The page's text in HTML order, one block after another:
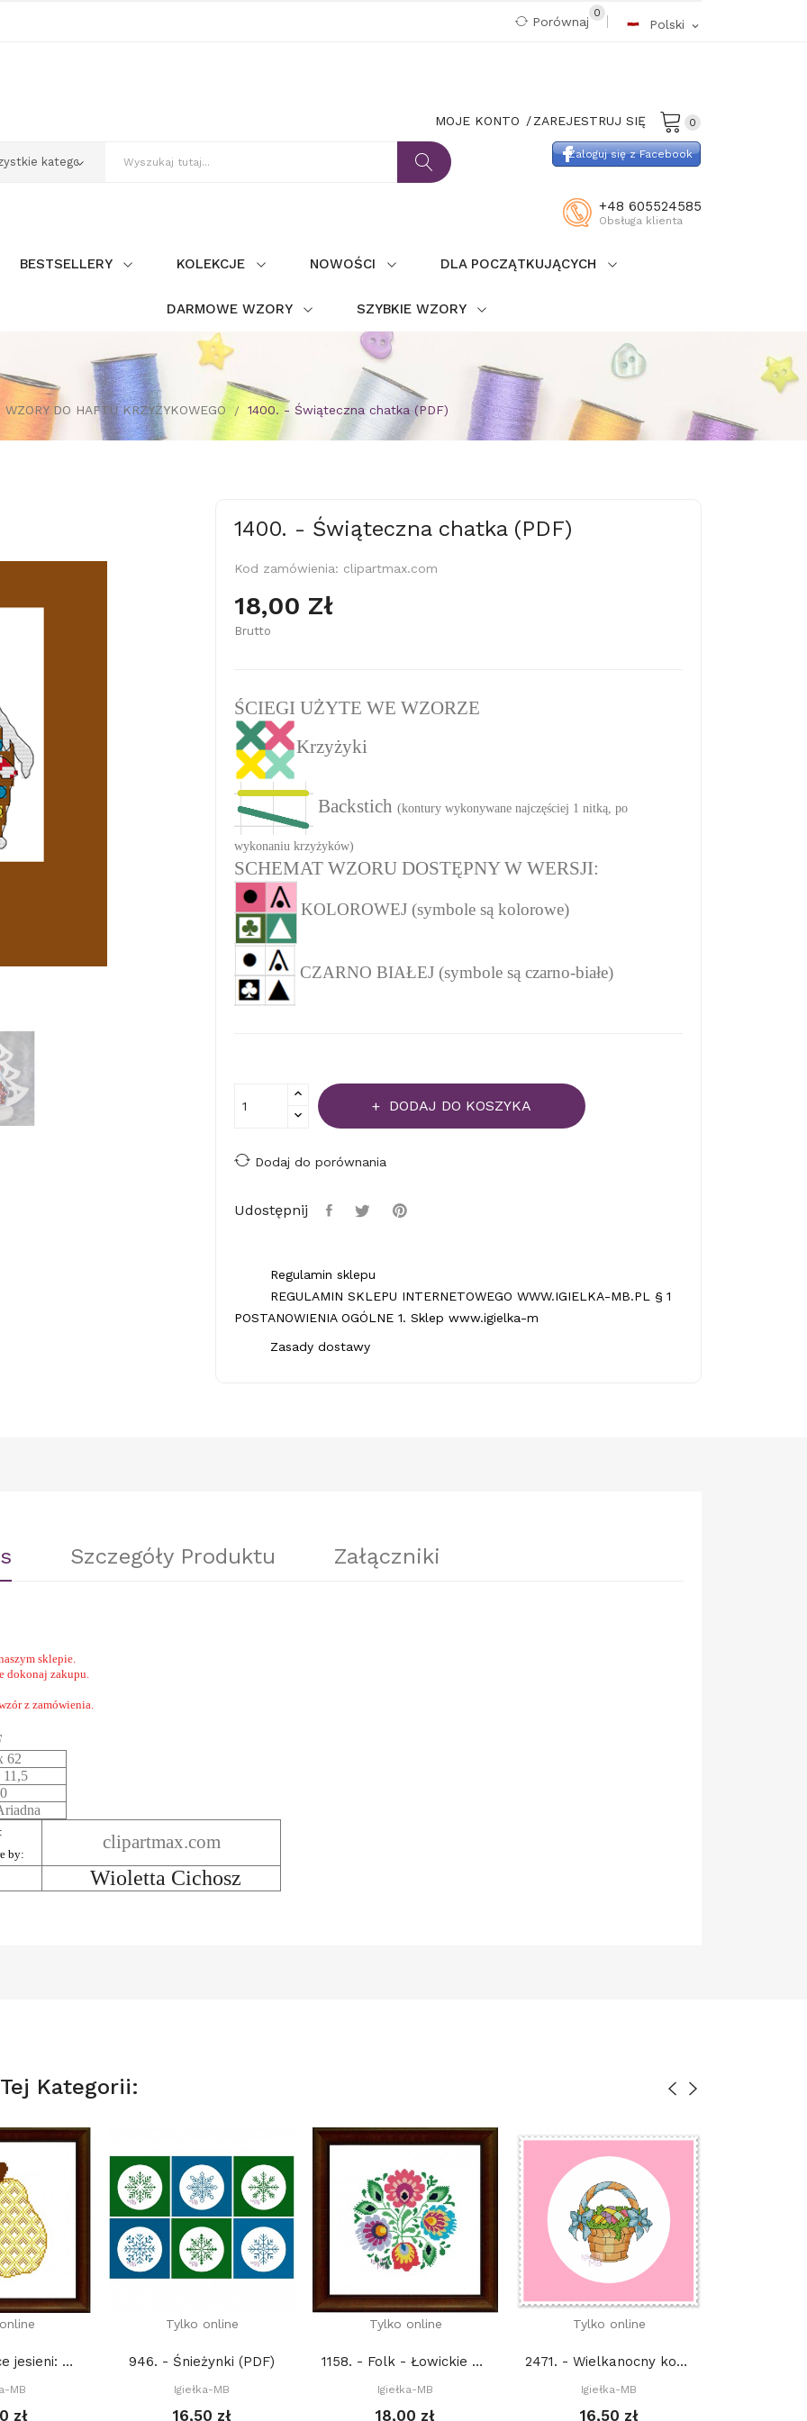
Polski expand_more
Porównaj
0
0
MOJE KONTO ZAREJESTRUJ SIĘ
+48 605524585
Obsługa klienta
Zaloguj się z Facebook
BESTSELLERY KOLEKCJE NOWOŚCI DLA POCZĄTKUJĄCYCH
DARMOWE WZORY SZYBKIE WZORY
WZORY DO HAFTU KRZYŻYKOWEGO 1400. - Świąteczna chatka (PDF)
1400. - Świąteczna chatka (PDF)
Kod zamówienia: clipartmax.com
18,00 Zł
Brutto
ŚCIEGI UŻYTE WE WZORZE
Krzyżyki
Backstich (kontury wykonywane najczęściej 1 nitką, po
wykonaniu krzyżyków)
SCHEMAT WZORU DOSTĘPNY W WERSJI:
KOLOROWEJ (symbole są kolorowe)
CZARNO BIAŁEJ (symbole są czarno-białe)
DODAJ DO KOSZYKA
Dodaj do porównania
Udostępnij
Regulamin sklepu
REGULAMIN SKLEPU INTERNETOWEGO WWW.IGIELKA-MB.PL § 1
POSTANOWIENIA OGÓLNE 1. Sklep www.igielka-m
Zasady dostawy
Szczegóły Produktu Załączniki
sklepie.
dokonaj zakupu.
z zamówienia.
62
by:
clipartmax.com
Wioletta Cichosz
Kategorii:
2074. - Owoce jesieni: Gruszka (PDF)
MB
zł
Tylko online
946. - Śnieżynki (PDF)
Igiełka-MB
16,50 zł
Tylko online
1158. - Folk - Łowickie kwiaty (PDF)
Igiełka-MB
18,00 zł
Tylko online
2471. - Wielkanocny koszyczek (PDF)
Igiełka-MB
16,50 zł